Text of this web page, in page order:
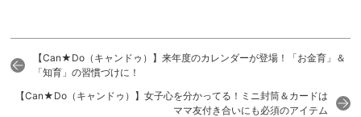
【Can★Do（キャンドゥ）】来年度のカレンダーが登場！「お金育」＆
「知育」の習慣づけに！
【Can★Do（キャンドゥ）】女子心を分かってる！ミニ封筒＆カードは
ママ友付き合いにも必須のアイテム